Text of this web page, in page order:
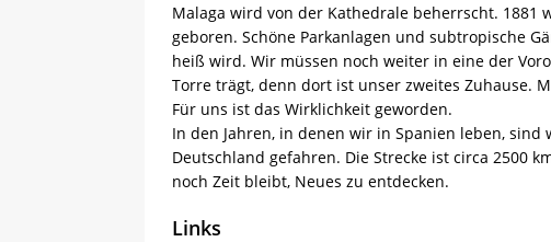
Malaga wird von der Kathedrale beherrscht. 1881
geboren. Schöne Parkanlagen und subtropische
heiß wird. Wir müssen noch weiter in eine der
Torre trägt, denn dort ist unser zweites Zuhause.
Für uns ist das Wirklichkeit geworden.
In den Jahren, in denen wir in Spanien leben,
Deutschland gefahren. Die Strecke ist circa 2500
noch Zeit bleibt, Neues zu entdecken.
Links